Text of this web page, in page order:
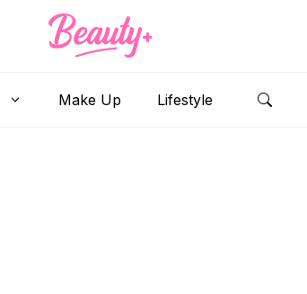
Make Up Lifestyle